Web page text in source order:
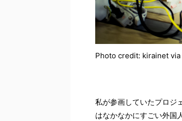
Photo credit: kirainet
私が参画していたプロジ
はなかなかにすごい外国